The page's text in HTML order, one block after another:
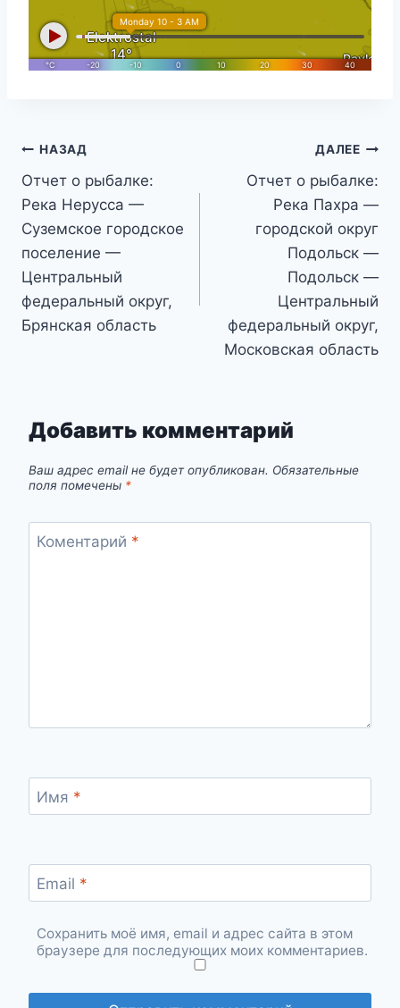
Навигация
по
записям
НАЗАД
Отчет о рыбалке:
Река Нерусса —
Суземское городское
поселение —
Центральный
федеральный округ,
Брянская область
ДАЛЕЕ
Отчет о рыбалке:
Река Пахра —
городской округ
Подольск —
Подольск —
Центральный
федеральный округ,
Московская область
Добавить комментарий
Ваш адрес email не будет опубликован. Обязательные
поля помечены *
Коментарий *
Имя *
Email *
Сохранить моё имя, email и адрес сайта в этом
браузере для последующих моих комментариев.